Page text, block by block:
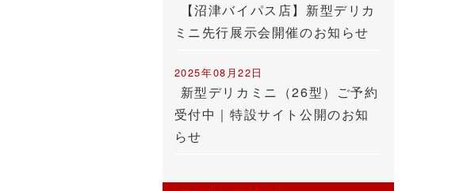
【沼津バイパス店】新型デリカ
ミニ先行展示会開催のお知らせ
2025年08月22日
新型デリカミニ（26型）ご予約
受付中｜特設サイト公開のお知
らせ